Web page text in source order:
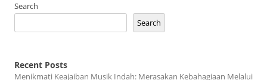
Search
Search
Recent Posts
Menikmati Keajaiban Musik Indah: Merasakan Kebahagiaan Melalui